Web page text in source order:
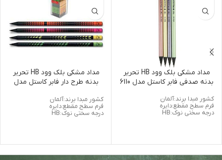
مداد مشکی بلک وود HB تحریر
بدنه صدفی فابر کاستل مدل 6110
کشور مبدا برند:آلمان
فرم سطح مقطع:دایره
درجه سختی نوک:HB
مداد مشکی بلک وود HB تحریر
بدنه طرح دار فابر کاستل مدل
کشور مبدا برند:آلمان
فرم سطح مقطع:دایره
درجه سختی نوک:HB